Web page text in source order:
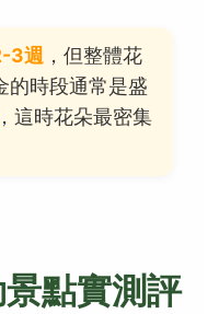
3週 ，但整體花
的時段通常是盛
，這時花朵最密集
點實測評